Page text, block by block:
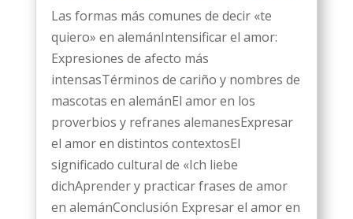
Las formas más comunes de decir «te
quiero» en alemánIntensificar el amor:
Expresiones de afecto más
intensasTérminos de cariño y nombres de
mascotas en alemánEl amor en los
proverbios y refranes alemanesExpresar
el amor en distintos contextosEl
significado cultural de «Ich liebe
dichAprender y practicar frases de amor
en alemánConclusión Expresar el amor en